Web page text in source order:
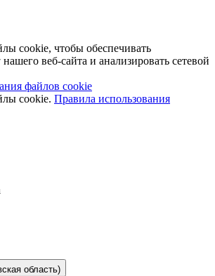
cookie, чтобы обеспечивать
веб-сайта и анализировать сетевой
файлов cookie
cookie. Правила использования
область)